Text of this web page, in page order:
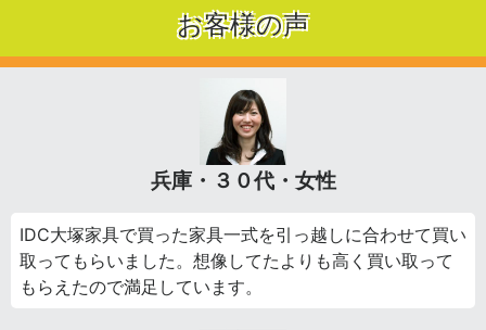
お客様の声
兵庫・３０代・女性
IDC大塚家具で買った家具一式を引っ越しに合わせて買い
取ってもらいました。想像してたよりも高く買い取って
もらえたので満足しています。